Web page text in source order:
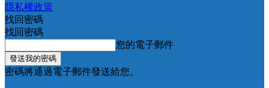
隱私權政策
找回密碼
找回密碼
您的電子郵件
密碼將通過電子郵件發送給您。